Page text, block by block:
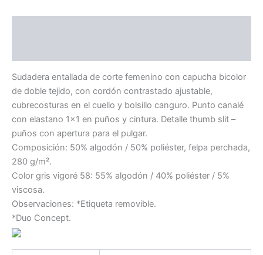
Sudadera entallada de corte femenino con capucha bicolor
de doble tejido, con cordón contrastado ajustable,
cubrecosturas en el cuello y bolsillo canguro. Punto canalé
con elastano 1×1 en puños y cintura. Detalle thumb slit –
puños con apertura para el pulgar.
Composición: 50% algodón / 50% poliéster, felpa perchada,
280 g/m².
Color gris vigoré 58: 55% algodón / 40% poliéster / 5%
viscosa.
Observaciones: *Etiqueta removible.
*Duo Concept.